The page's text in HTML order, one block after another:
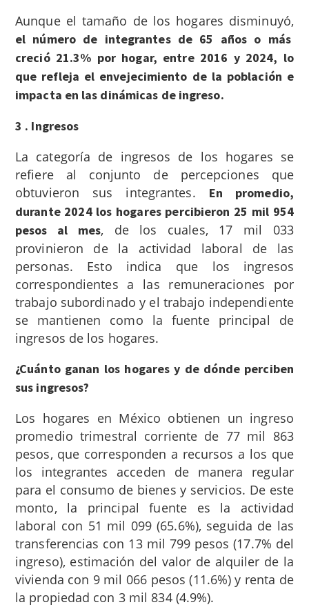
Aunque el tamaño de los hogares disminuyó,
el número de integrantes de 65 años o más
creció 21.3% por hogar, entre 2016 y 2024, lo
que refleja el envejecimiento de la población e
impacta en las dinámicas de ingreso.
3 . Ingresos
La categoría de ingresos de los hogares se
refiere al conjunto de percepciones que
obtuvieron sus integrantes. En promedio,
durante 2024 los hogares percibieron 25 mil 954
pesos al mes, de los cuales, 17 mil 033
provinieron de la actividad laboral de las
personas. Esto indica que los ingresos
correspondientes a las remuneraciones por
trabajo subordinado y el trabajo independiente
se mantienen como la fuente principal de
ingresos de los hogares.
¿Cuánto ganan los hogares y de dónde perciben
sus ingresos?
Los hogares en México obtienen un ingreso
promedio trimestral corriente de 77 mil 863
pesos, que corresponden a recursos a los que
los integrantes acceden de manera regular
para el consumo de bienes y servicios. De este
monto, la principal fuente es la actividad
laboral con 51 mil 099 (65.6%), seguida de las
transferencias con 13 mil 799 pesos (17.7% del
ingreso), estimación del valor de alquiler de la
vivienda con 9 mil 066 pesos (11.6%) y renta de
la propiedad con 3 mil 834 (4.9%).